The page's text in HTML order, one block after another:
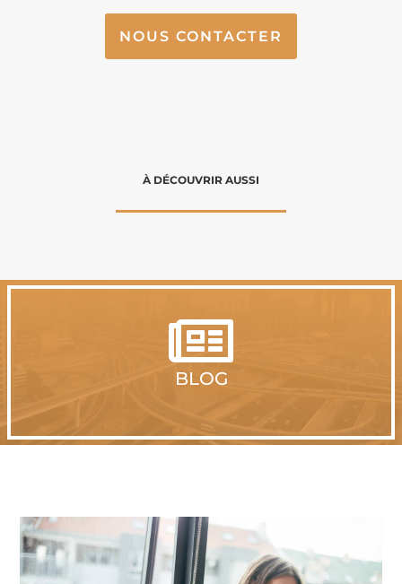
NOUS CONTACTER
À DÉCOUVRIR AUSSI

BLOG